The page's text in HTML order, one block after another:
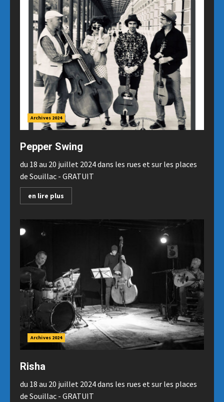
Archives 2024
Pepper Swing
du 18 au 20 juillet 2024 dans les rues et sur les places
de Souillac - GRATUIT
en lire plus
Archives 2024
Risha
du 18 au 20 juillet 2024 dans les rues et sur les places
de Souillac - GRATUIT